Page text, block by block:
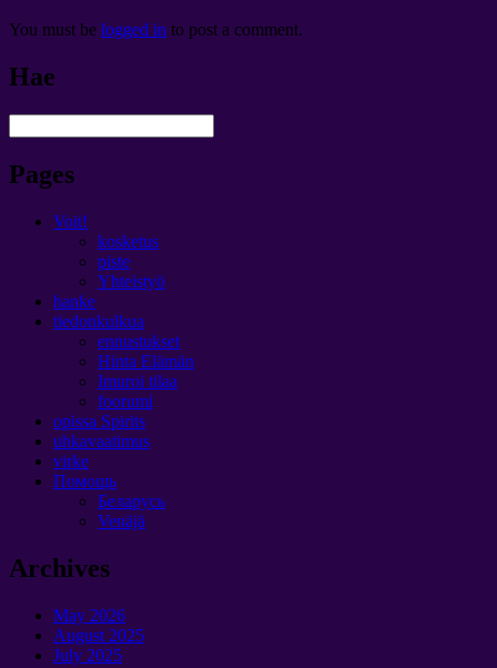
You must be logged in to post a comment.
Hae
Pages
Voit!
kosketus
piste
Yhteistyö
hanke
tiedonkulkua
ennustukset
Hinta Elämän
Imuroi tilaa
foorumi
opissa Spirits
uhkavaatimus
virke
Помощь
Беларусь
Venäjä
Archives
May 2026
August 2025
July 2025